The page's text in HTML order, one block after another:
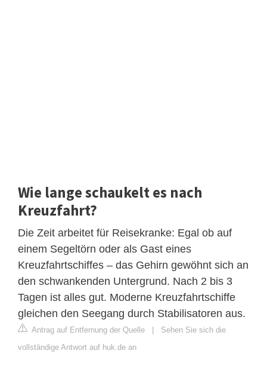
Wie lange schaukelt es nach
Kreuzfahrt?
Die Zeit arbeitet für Reisekranke: Egal ob auf
einem Segeltörn oder als Gast eines
Kreuzfahrtschiffes – das Gehirn gewöhnt sich an
den schwankenden Untergrund. Nach 2 bis 3
Tagen ist alles gut. Moderne Kreuzfahrtschiffe
gleichen den Seegang durch Stabilisatoren aus.
Antrag auf Entfernung der Quelle | Sehen Sie sich die
vollständige Antwort auf huk.de an